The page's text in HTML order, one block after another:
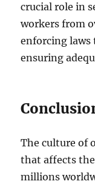
crucial role in
workers from
enforcing
ensuring
The culture of
that affects
millions